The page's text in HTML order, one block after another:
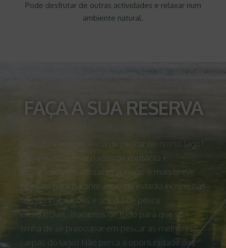
Pode desfrutar de outras actividades e relaxar num
ambiente natural.
FAÇA A SUA RESERVA​
Descubra a experiência de pescar no nosso lago!
Deixe-nos os seus dados de contacto e
entraremos em contacto consigo o mais breve
possível para garantir-lhe uma estadia incrível nas
nossas instalações e um dia de pesca
inesquecível. Tratamos de tudo para que só
tenha de se preocupar em pescar as melhores
carpas do lago! Não perca a oportunidade de